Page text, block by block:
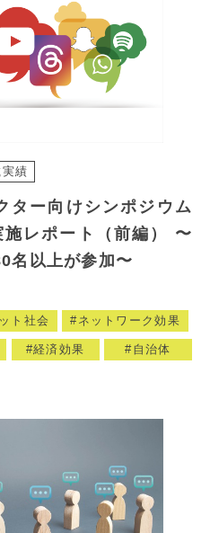
績
ター向けシンポジウム
レポート（前編） 〜
名以上が参加〜
ト社会 ネットワーク効果
経済効果 自治体